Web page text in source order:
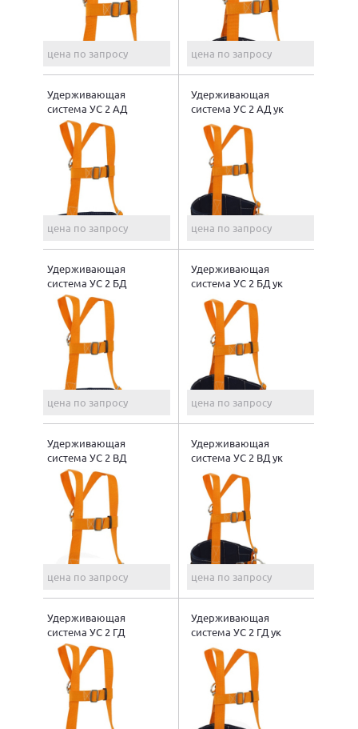
цена по запросу цена по запросу
Удерживающая
система УС 2 АД
цена по запросу
Удерживающая
система УС 2 АД ук
цена по запросу
Удерживающая
система УС 2 БД
цена по запросу
Удерживающая
система УС 2 БД ук
цена по запросу
Удерживающая
система УС 2 ВД
цена по запросу
Удерживающая
система УС 2 ВД ук
цена по запросу
Удерживающая
система УС 2 ГД
Удерживающая
система УС 2 ГД ук